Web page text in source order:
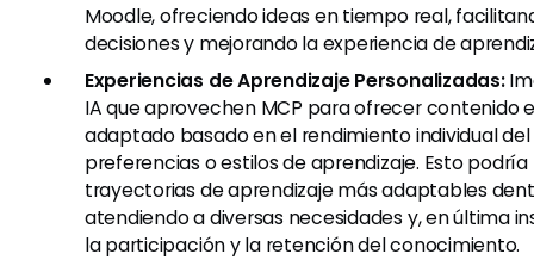
Moodle, ofreciendo ideas en tiempo real,
decisiones y mejorando la experiencia de
Experiencias de Aprendizaje Personalizadas:
IA que aprovechen MCP para ofrecer contenido
adaptado basado en el rendimiento individual
preferencias o estilos de aprendizaje. Esto
trayectorias de aprendizaje más adaptables
atendiendo a diversas necesidades y, en última
la participación y la retención del conocimiento.